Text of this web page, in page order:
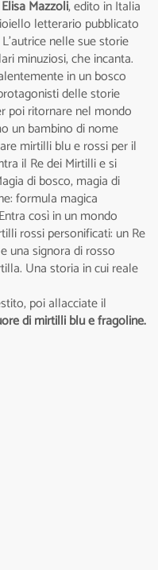
Elisa Mazzoli, edito in Italia
letterario pubblicato
nelle sue storie
minuziosi, che incanta.
in un bosco
delle storie
poi ritornare nel mondo
un bambino di nome
mirtilli blu e rossi per il
il Re dei Mirtilli e si
di bosco, magia di
formula magica
così in un mondo
rossi personificati: un Re
una signora di rosso
Una storia in cui reale
poi allacciate il
di mirtilli blu e fragoline.